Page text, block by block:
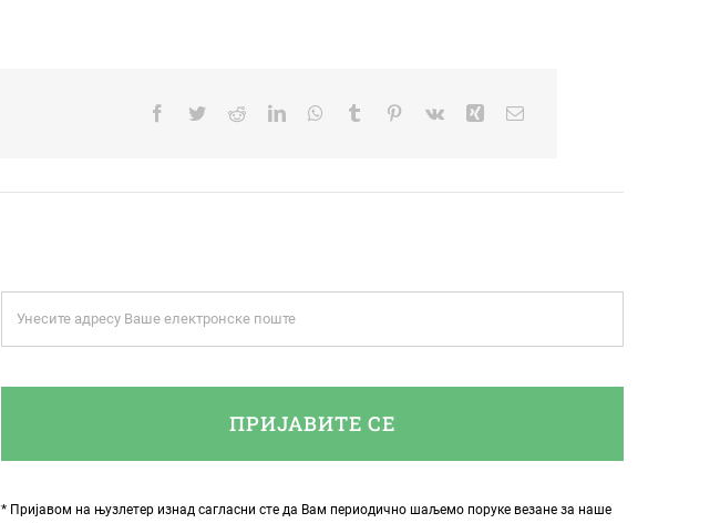
ПРИЈАВИТЕ СЕ
* Пријавом на њузлетер изнад сагласни сте да Вам периодично шаљемо поруке везане за наше